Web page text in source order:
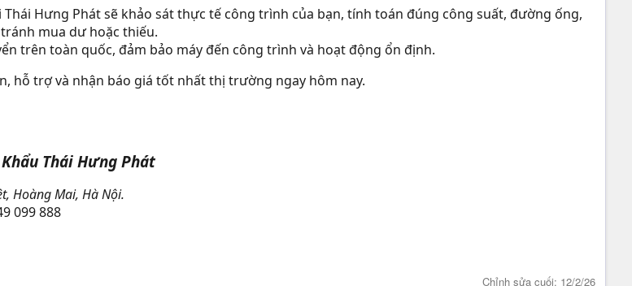
Hưng Phát sẽ khảo sát thực tế công trình của bạn, tính toán đúng công suất, đường ống,
mua dư hoặc thiếu.
trên toàn quốc, đảm bảo máy đến công trình và hoạt động ổn định.
hỗ trợ và nhận báo giá tốt nhất thị trường ngay hôm nay.
Thái Hưng Phát
Hoàng Mai, Hà Nội.
099 888
Chỉnh sửa cuối: 12/2/26